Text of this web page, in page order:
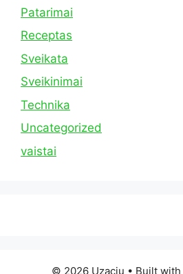
Patarimai
Receptas
Sveikata
Sveikinimai
Technika
Uncategorized
vaistai
© 2026 Uzaciu • Built with